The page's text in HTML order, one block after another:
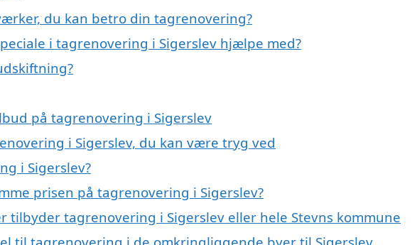
du kan betro din tagrenovering?
i tagrenovering i Sigerslev hjælpe med?
på tagrenovering i Sigerslev
i Sigerslev, du kan være tryg ved
i Sigerslev?
prisen på tagrenovering i Sigerslev?
tilbyder tagrenovering i Sigerslev eller hele Stevns kommune